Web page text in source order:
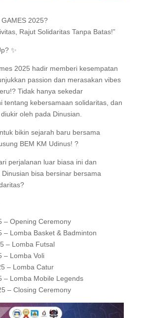
2025?
Rajut Solidaritas Tanpa Batas!”
✨
2025 hadir memberi kesempatan
passion dan merasakan vibes
Tidak hanya sekedar
tentang kebersamaan solidaritas, dan
oleh pada Dinusian.
bikin sejarah baru bersama
BEM KM Udinus! ?
perjalanan luar biasa ini dan
bisa bersinar bersama
– Opening Ceremony
– Lomba Basket & Badminton
– Lomba Futsal
– Lomba Voli
– Lomba Catur
– Lomba Mobile Legends
– Closing Ceremony